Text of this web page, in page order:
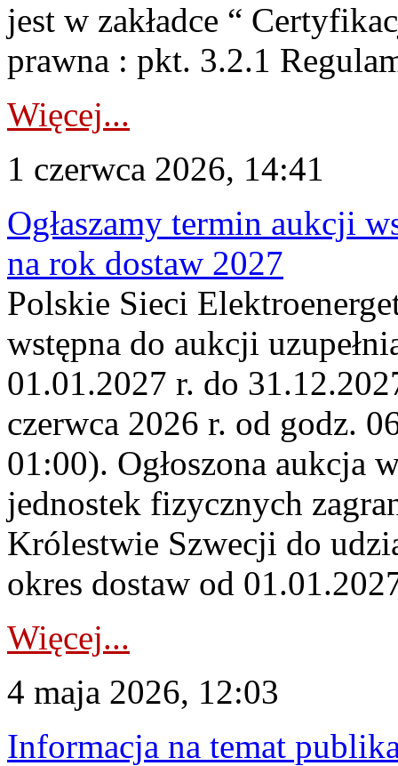
jest w zakładce “
prawna : pkt. 3.2.1
Więcej...
1 czerwca 2026, 14:41
Ogłaszamy termin aukcji
na rok dostaw 2027
Polskie Sieci
wstępna do aukcji
01.01.2027 r. do
czerwca 2026 r. od godz.
01:00). Ogłoszona aukcja
jednostek fizycznych
Królestwie Szwecji do
okres dostaw od
Więcej...
4 maja 2026, 12:03
Informacja na temat